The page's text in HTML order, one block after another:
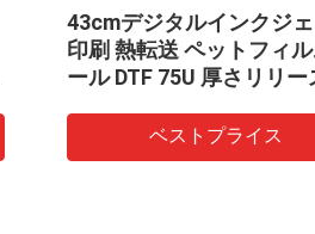
43cmデジタルインクジ
印刷 熱転送 ペットフィ
ール DTF 75U 厚さリリー
ベストプライス